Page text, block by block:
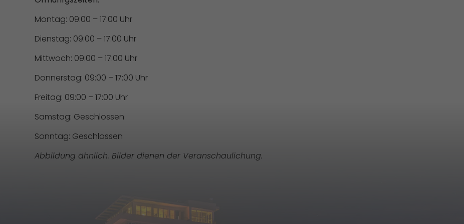
Montag: 09:00 – 17:00 Uhr
Dienstag: 09:00 – 17:00 Uhr
Mittwoch: 09:00 – 17:00 Uhr
Donnerstag: 09:00 – 17:00 Uhr
Freitag: 09:00 – 17:00 Uhr
Samstag: Geschlossen
Sonntag: Geschlossen
Abbildung ähnlich. Bilder dienen der Veranschaulichung.